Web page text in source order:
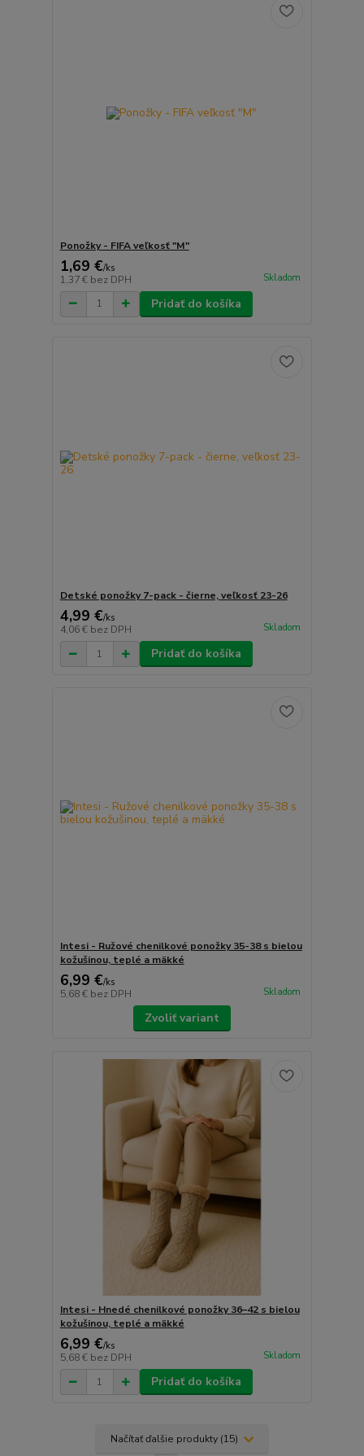
Ponožky - FIFA veľkosť "M"
1,69 €/ks
1,37 € bez DPH Skladom
Pridať do košíka
Detské ponožky 7-pack - čierne, veľkosť 23-26
4,99 €/ks
4,06 € bez DPH Skladom
Pridať do košíka
Intesi - Ružové chenilkové ponožky 35-38 s bielou
kožušinou, teplé a mäkké
6,99 €/ks
5,68 € bez DPH Skladom
Zvoliť variant
Intesi - Hnedé chenilkové ponožky 36–42 s bielou
kožušinou, teplé a mäkké
6,99 €/ks
5,68 € bez DPH Skladom
Pridať do košíka
Načítať ďalšie produkty (15)